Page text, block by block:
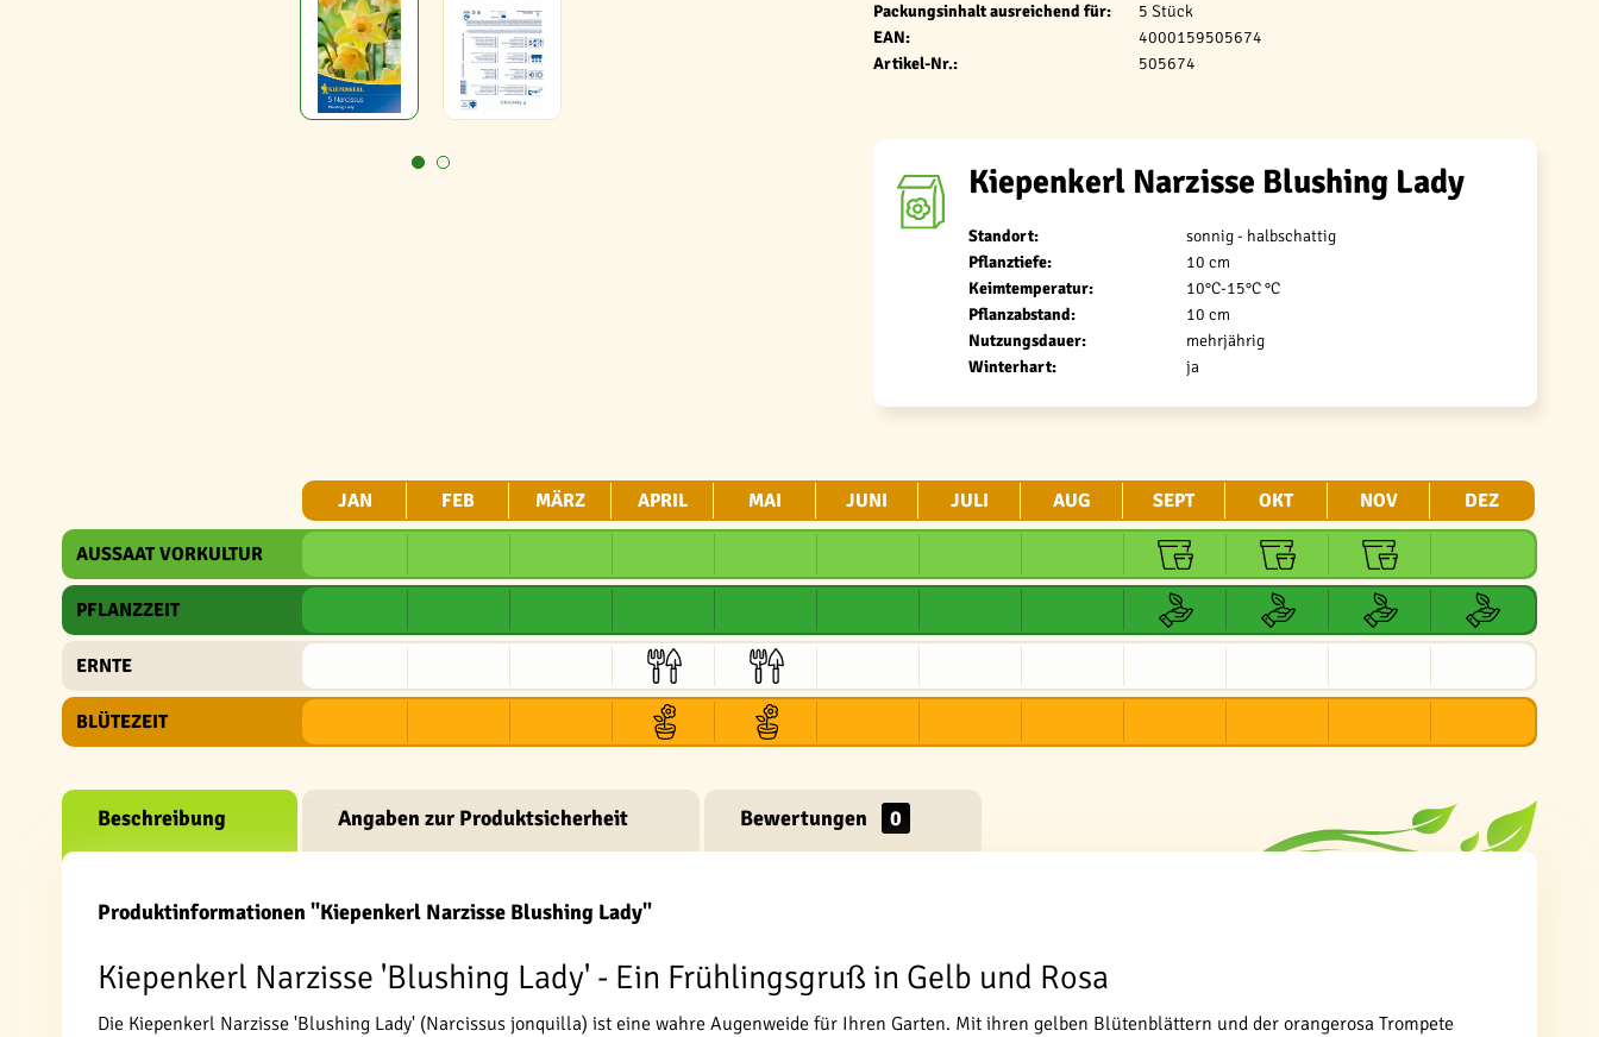
Packungsinhalt ausreichend für:
5 Stück
EAN:
4000159505674
Artikel-Nr.:
505674
Kiepenkerl Narzisse Blushing Lady
Standort:
sonnig - halbschattig
Pflanztiefe:
10 cm
Keimtemperatur:
10°C-15°C °C
Pflanzabstand:
10 cm
Nutzungsdauer:
mehrjährig
Winterhart:
ja
JAN FEB MÄRZ APRIL MAI JUNI JULI AUG SEPT OKT NOV DEZ
AUSSAAT VORKULTUR
PFLANZZEIT
ERNTE
BLÜTEZEIT
Beschreibung Angaben zur Produktsicherheit Bewertungen 0
Produktinformationen "Kiepenkerl Narzisse Blushing Lady"
Kiepenkerl Narzisse 'Blushing Lady' - Ein Frühlingsgruß in Gelb und Rosa
Die Kiepenkerl Narzisse 'Blushing Lady' (Narcissus jonquilla) ist eine wahre Augenweide für Ihren Garten. Mit ihren gelben Blütenblättern und der orangerosa Trompete